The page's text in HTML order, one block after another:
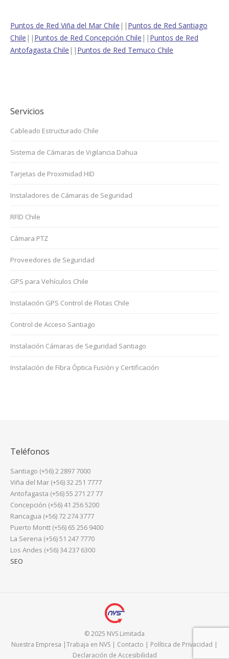
Puntos de Red Viña del Mar Chile || Puntos de Red Santiago
Chile || Puntos de Red Concepción Chile || Puntos de Red
Antofagasta Chile || Puntos de Red Temuco Chile
Servicios
Cableado Estructurado Chile
Sistema de Cámaras de Vigilancia Dahua
Tarjetas de Proximidad HID
Instaladores de Cámaras de Seguridad
RFID Chile
Cámara PTZ
Proveedores de Seguridad
GPS para Vehículos Chile
Instalación GPS Control de Flotas Chile
Control de Acceso Santiago
Instalación Cámaras de Seguridad Santiago
Instalación de Fibra Óptica Fusión y Certificación
Teléfonos
Santiago (+56) 2 2897 7000
Viña del Mar (+56) 32 251 7777
Antofagasta (+56) 55 271 27 77
Concepción (+56) 41 256 5200
Rancagua (+56) 72 274 3777
Puerto Montt (+56) 65 256 9400
La Serena (+56) 51 247 7770
Los Andes (+56) 34 237 6300
SEO
© 2025 NVS Limitada
Nuestra Empresa |Trabaja en NVS | Contacto | Política de Privacidad |
Declaración de Accesibilidad